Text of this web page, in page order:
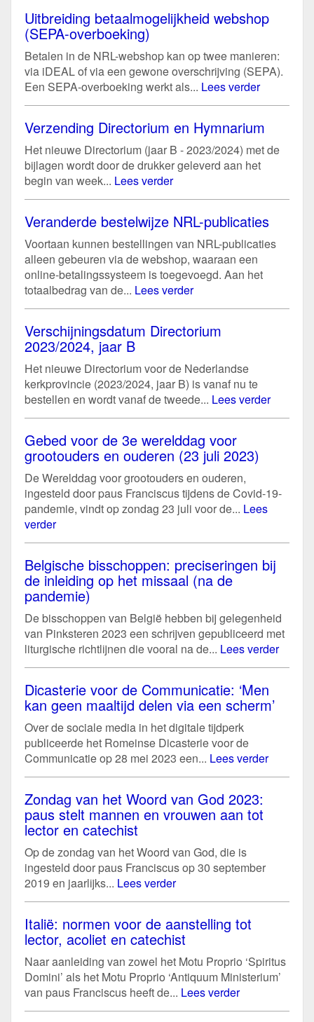
Uitbreiding betaalmogelijkheid webshop
(SEPA-overboeking)
Betalen in de NRL-webshop kan op twee manieren:
via iDEAL of via een gewone overschrijving (SEPA).
Een SEPA-overboeking werkt als... Lees verder
Verzending Directorium en Hymnarium
Het nieuwe Directorium (jaar B - 2023/2024) met de
bijlagen wordt door de drukker geleverd aan het
begin van week... Lees verder
Veranderde bestelwijze NRL-publicaties
Voortaan kunnen bestellingen van NRL-publicaties
alleen gebeuren via de webshop, waaraan een
online-betalingssysteem is toegevoegd. Aan het
totaalbedrag van de... Lees verder
Verschijningsdatum Directorium
2023/2024, jaar B
Het nieuwe Directorium voor de Nederlandse
kerkprovincie (2023/2024, jaar B) is vanaf nu te
bestellen en wordt vanaf de tweede... Lees verder
Gebed voor de 3e werelddag voor
grootouders en ouderen (23 juli 2023)
De Werelddag voor grootouders en ouderen,
ingesteld door paus Franciscus tijdens de Covid-19-
pandemie, vindt op zondag 23 juli voor de... Lees
verder
Belgische bisschoppen: preciseringen bij
de inleiding op het missaal (na de
pandemie)
De bisschoppen van België hebben bij gelegenheid
van Pinksteren 2023 een schrijven gepubliceerd met
liturgische richtlijnen die vooral na de... Lees verder
Dicasterie voor de Communicatie: ‘Men
kan geen maaltijd delen via een scherm’
Over de sociale media in het digitale tijdperk
publiceerde het Romeinse Dicasterie voor de
Communicatie op 28 mei 2023 een... Lees verder
Zondag van het Woord van God 2023:
paus stelt mannen en vrouwen aan tot
lector en catechist
Op de zondag van het Woord van God, die is
ingesteld door paus Franciscus op 30 september
2019 en jaarlijks... Lees verder
Italië: normen voor de aanstelling tot
lector, acoliet en catechist
Naar aanleiding van zowel het Motu Proprio ‘Spiritus
Domini’ als het Motu Proprio ‘Antiquum Ministerium’
van paus Franciscus heeft de... Lees verder